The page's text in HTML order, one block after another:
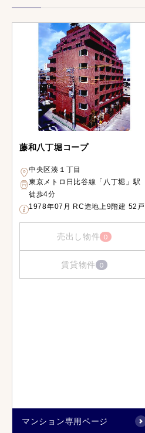
藤和八丁堀コープ
中央区湊１丁目
東京メトロ日比谷線「八丁堀」駅
徒歩4分
1978年07月 RC造地上9階建 52戸
売出し物件 0
賃貸物件 0
マンション専用ページ